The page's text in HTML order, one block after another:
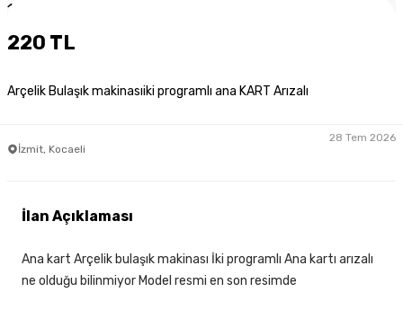
1
220 TL
Arçelik Bulaşık makinasıiki programlı ana KART Arızalı
İzmit, Kocaeli
28 Tem 2026
İlan Açıklaması
Ana kart Arçelik bulaşık makinası İki programlı Ana kartı arızalı
ne olduğu bilinmiyor Model resmi en son resimde